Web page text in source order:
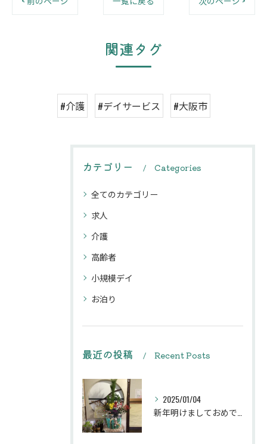
関連タグ
#介護 #デイサービス #大阪市
カテゴリー Categories
全てのカテゴリー
求人
介護
高齢者
小規模デイ
お泊り
最近の投稿 Recent Posts
2025/01/04